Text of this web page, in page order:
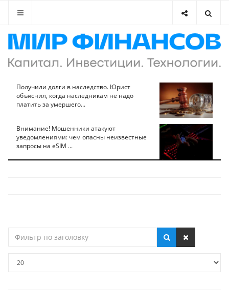
Получили долги в наследство. Юрист
объяснил, когда наследникам не надо
платить за умершего...
Внимание! Мошенники атакуют
уведомлениями: чем опасны неизвестные
запросы на eSIM ...
по